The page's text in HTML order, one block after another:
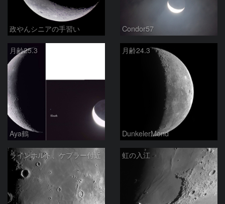
政やんシニアの手習い Condor57
月齢25.3
Aya鶴
月齢24.3
DunkelerMond
ラインホルト、ケプラー付近 虹の入江